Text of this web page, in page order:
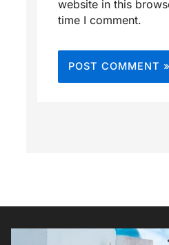
website in this
time I comment.